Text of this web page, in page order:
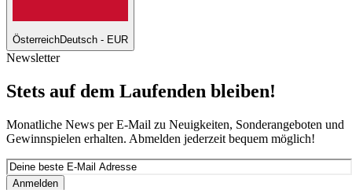
ÖsterreichDeutsch - EUR
Newsletter
Stets auf dem Laufenden bleiben!
Monatliche News per E-Mail zu Neuigkeiten, Sonderangeboten und
Gewinnspielen erhalten. Abmelden jederzeit bequem möglich!
Anmelden